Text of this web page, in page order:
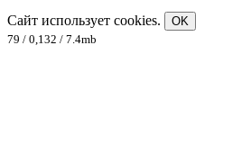
Сайт использует cookies.
OK
79 / 0,132 / 7.4mb